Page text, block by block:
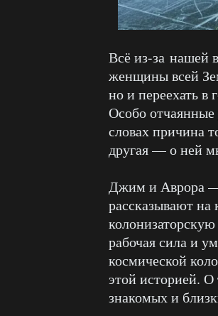
Всё из-за нашей
женщины всей
но и переехать в
Особо отчаянные
словах причина
другая — о ней
Джим и Аврора —
рассказывают на
рабочая сила и
космической
этой историей.
знакомых и